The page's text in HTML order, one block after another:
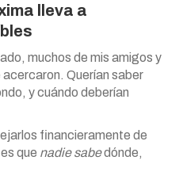
lleva a
muchos de mis amigos y
Querían saber
y cuándo deberían
financieramente de
que nadie sabedónde,